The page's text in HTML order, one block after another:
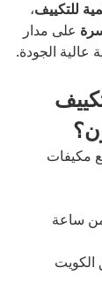
للتكييف،
على مدار
عالية الجودة.
مكيفات
ساعة
الكويت